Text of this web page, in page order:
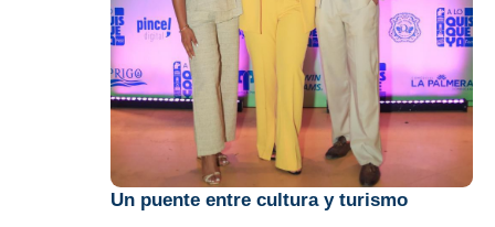
Un puente entre cultura y turismo